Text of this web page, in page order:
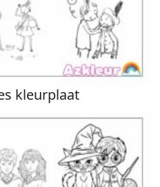
kleurplaat